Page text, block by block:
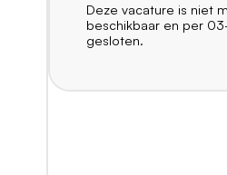
Deze vacature is niet
beschikbaar en per
gesloten.